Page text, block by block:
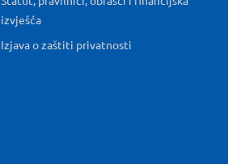
izvješća
Izjava o zaštiti privatnosti